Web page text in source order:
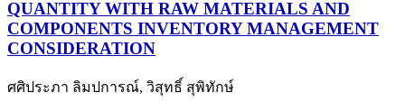
QUANTITY WITH RAW MATERIALS AND
COMPONENTS INVENTORY MANAGEMENT
CONSIDERATION
ศศิประภา ลิมปการณ์, วิสุทธิ์ สุพิทักษ์